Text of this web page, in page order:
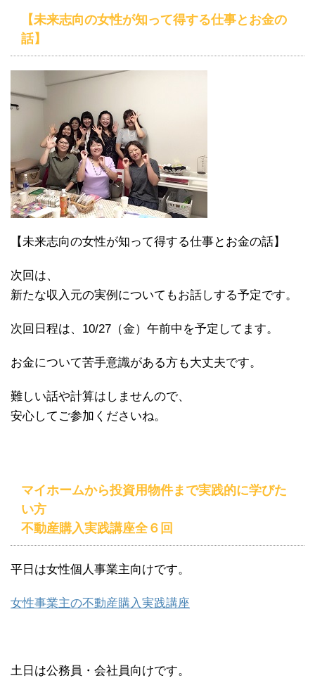
【未来志向の女性が知って得する仕事とお金の
話】
【未来志向の女性が知って得する仕事とお金の話】
次回は、
新たな収入元の実例についてもお話しする予定です。
次回日程は、10/27（金）午前中を予定してます。
お金について苦手意識がある方も大丈夫です。
難しい話や計算はしませんので、
安心してご参加くださいね。
マイホームから投資用物件まで実践的に学びた
い方
不動産購入実践講座全６回
平日は女性個人事業主向けです。
女性事業主の不動産購入実践講座
土日は公務員・会社員向けです。